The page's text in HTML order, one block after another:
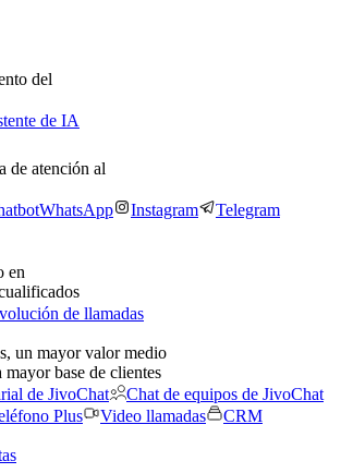
del
de IA
de atención al
WhatsApp Instagram Telegram
en
de llamadas
un mayor valor medio
base de clientes
de JivoChat
Chat de equipos de JivoChat
Plus Video llamadas
CRM